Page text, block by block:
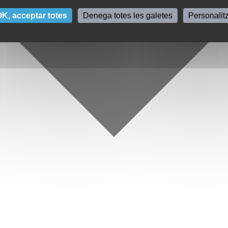
acceptar totes Denega totes les galetes